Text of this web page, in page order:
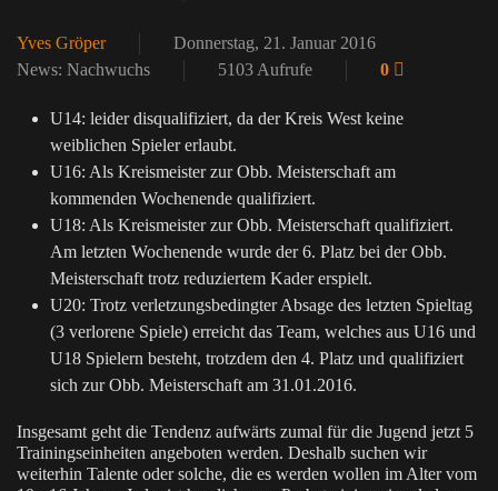
Yves Gröper
Donnerstag, 21. Januar 2016
News: Nachwuchs
5103 Aufrufe 0
U14: leider disqualifiziert, da der Kreis West keine
weiblichen Spieler erlaubt.
U16: Als Kreismeister zur Obb. Meisterschaft am
kommenden Wochenende qualifiziert.
U18: Als Kreismeister zur Obb. Meisterschaft qualifiziert.
Am letzten Wochenende wurde der 6. Platz bei der Obb.
Meisterschaft trotz reduziertem Kader erspielt.
U20: Trotz verletzungsbedingter Absage des letzten Spieltag
(3 verlorene Spiele) erreicht das Team, welches aus U16 und
U18 Spielern besteht, trotzdem den 4. Platz und qualifiziert
sich zur Obb. Meisterschaft am 31.01.2016.
Insgesamt geht die Tendenz aufwärts zumal für die Jugend jetzt 5
Trainingseinheiten angeboten werden. Deshalb suchen wir
weiterhin Talente oder solche, die es werden wollen im Alter vom